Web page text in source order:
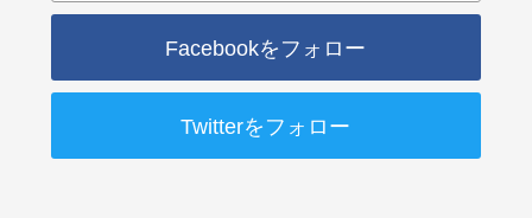
Facebookをフォロー
Twitterをフォロー